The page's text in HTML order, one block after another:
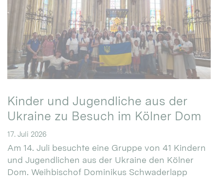
Kinder und Jugendliche aus der
Ukraine zu Besuch im Kölner Dom
17. Juli 2026
Am 14. Juli besuchte eine Gruppe von 41 Kindern
und Jugendlichen aus der Ukraine den Kölner
Dom. Weihbischof Dominikus Schwaderlapp